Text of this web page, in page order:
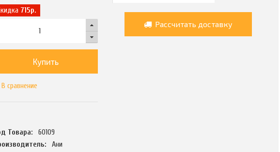
715р.
Купить
В сравнение
Товара:
60109
Ани
Рассчитать доставку